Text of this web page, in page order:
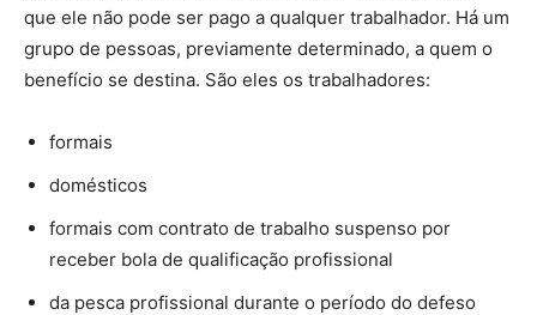
que ele não pode ser pago a qualquer trabalhador. Há um
grupo de pessoas, previamente determinado, a quem o
benefício se destina. São eles os trabalhadores:
formais
domésticos
formais com contrato de trabalho suspenso por
receber bola de qualificação profissional
da pesca profissional durante o período do defeso